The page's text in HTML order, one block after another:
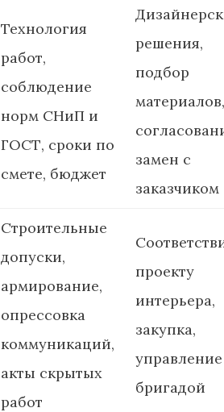
Технология
работ,
соблюдение
норм СНиП и
ГОСТ, сроки по
смете, бюджет
решения,
подбор
материалов,
замен с
заказчиком
Строительные
допуски,
армирование,
опрессовка
коммуникаций,
акты скрытых
работ
проекту
интерьера,
закупка,
управление
бригадой